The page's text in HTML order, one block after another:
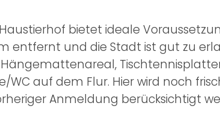
bietet ideale
entfernt und die Stadt ist gut zu
auf dem Flur. Hier wird noch
Anmeldung berücksichtigt